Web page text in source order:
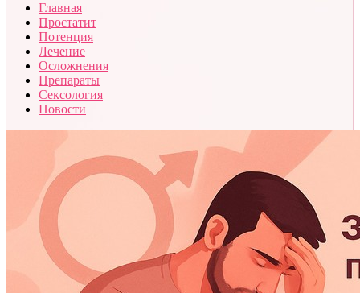
Главная
Простатит
Потенция
Лечение
Осложнения
Препараты
Сексология
Новости